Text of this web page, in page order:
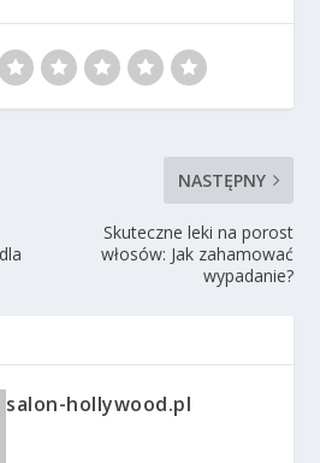
NASTĘPNY
Skuteczne leki na porost
włosów: Jak zahamować
wypadanie?
salon-hollywood.pl